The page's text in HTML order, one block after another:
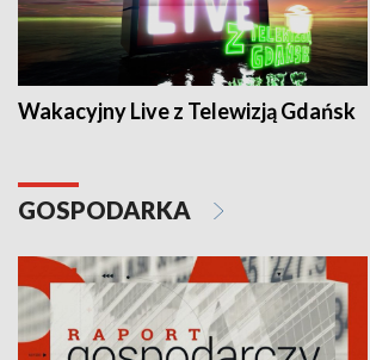
Wakacyjny Live z Telewizją Gdańsk
GOSPODARKA